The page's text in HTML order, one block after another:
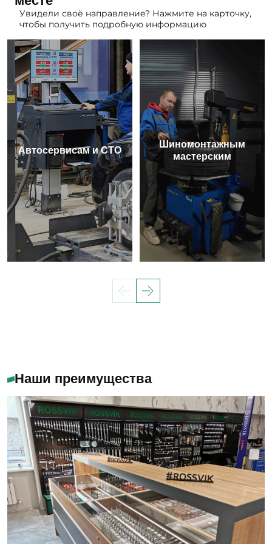
Увидели своё направление? Нажмите на карточку,
чтобы получить подробную информацию
Автосервисам и СТО
Шиномонтажным
мастерским
Наши преимущества